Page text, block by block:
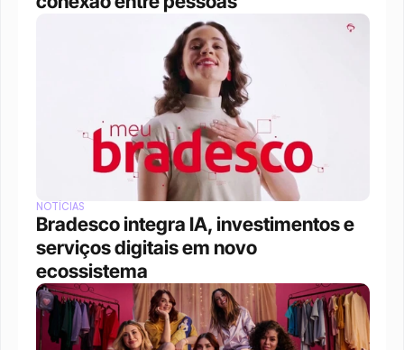
NOTÍCIAS
Bradesco integra IA, investimentos e
serviços digitais em novo
ecossistema